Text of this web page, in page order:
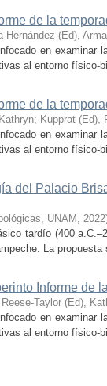
de la
Hernández (Ed),
en examinar
al entorno físico-
de la
; Kupprat (Ed),
en examinar
al entorno físico-
del Palacio
UNAM , 2022
tardío (400
La
Informe de
Reese-Taylor (Ed),
en examinar
al entorno físico-